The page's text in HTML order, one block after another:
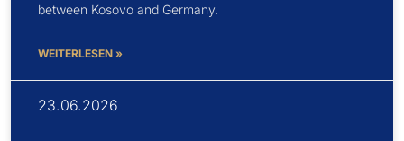
between Kosovo and Germany.
WEITERLESEN »
23.06.2026